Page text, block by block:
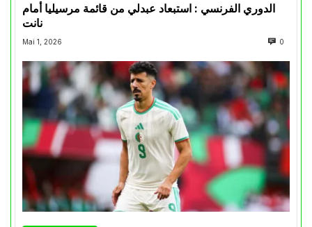
الدوري الفرنسي : استبعاد عبدلي من قائمة مرسيليا أمام
نانت
Mai 1, 2026 0